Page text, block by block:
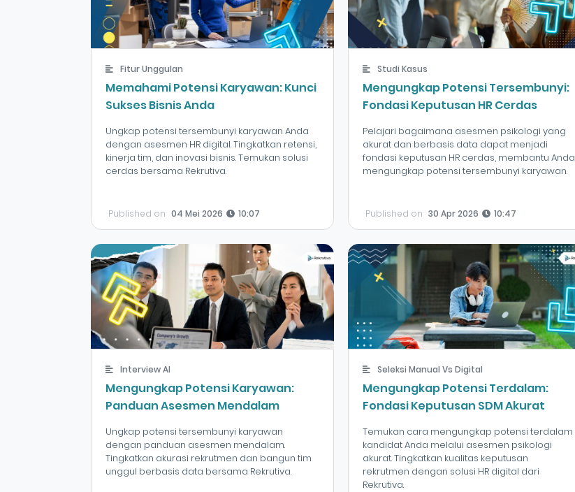
Fitur Unggulan
Memahami Potensi Karyawan: Kunci
Sukses Bisnis Anda
Ungkap potensi tersembunyi karyawan Anda
dengan asesmen HR digital. Tingkatkan retensi,
kinerja tim, dan inovasi bisnis. Temukan solusi
cerdas bersama Rekrutiva.
Published on 04 Mei 2026 10:07
Studi Kasus
Mengungkap Potensi Tersembunyi:
Fondasi Keputusan HR Cerdas
Pelajari bagaimana asesmen psikologi yang
akurat dan berbasis data dapat menjadi
fondasi keputusan HR cerdas, membantu Anda
mengungkap potensi tersembunyi karyawan.
Published on 30 Apr 2026 10:47
Interview AI
Mengungkap Potensi Karyawan:
Panduan Asesmen Mendalam
Ungkap potensi tersembunyi karyawan
dengan panduan asesmen mendalam.
Tingkatkan akurasi rekrutmen dan bangun tim
unggul berbasis data bersama Rekrutiva.
Seleksi Manual Vs Digital
Mengungkap Potensi Terdalam:
Fondasi Keputusan SDM Akurat
Temukan cara mengungkap potensi terdalam
kandidat Anda melalui asesmen psikologi
akurat. Tingkatkan kualitas keputusan
rekrutmen dengan solusi HR digital dari
Rekrutiva.